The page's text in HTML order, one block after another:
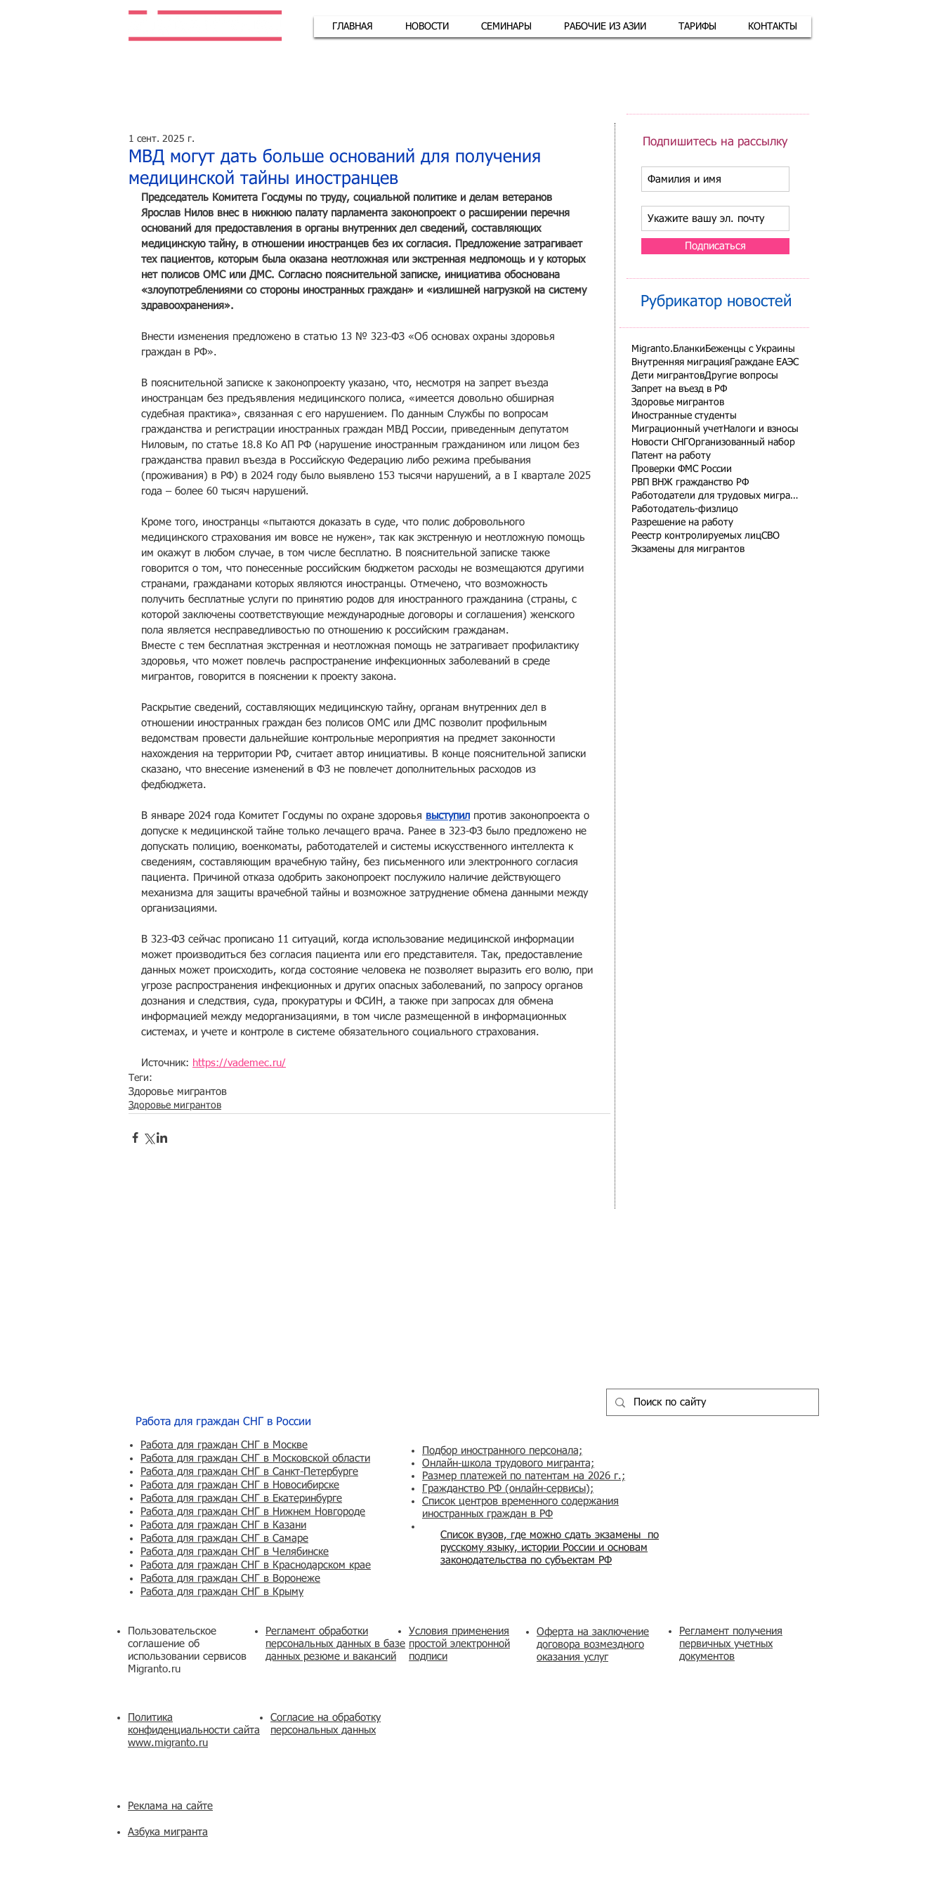
ГЛАВНАЯ НОВОСТИ СЕМИНАРЫ РАБОЧИЕ ИЗ АЗИИ ТАРИФЫ КОНТАКТЫ
МВД могут дать больше оснований для получения
медицинской тайны иностранцев
1 сент. 2025 г.
Председатель Комитета Госдумы по труду, социальной политике и делам ветеранов
Ярослав Нилов внес в нижнюю палату парламента законопроект о расширении перечня
оснований для предоставления в органы внутренних дел сведений, составляющих
медицинскую тайну, в отношении иностранцев без их согласия. Предложение затрагивает
тех пациентов, которым была оказана неотложная или экстренная медпомощь и у которых
нет полисов ОМС или ДМС. Согласно пояснительной записке, инициатива обоснована
«злоупотреблениями со стороны иностранных граждан» и «излишней нагрузкой на систему
здравоохранения».
Внести изменения предложено в статью 13 № 323-ФЗ «Об основах охраны здоровья
граждан в РФ».
В пояснительной записке к законопроекту указано, что, несмотря на запрет въезда
иностранцам без предъявления медицинского полиса, «имеется довольно обширная
судебная практика», связанная с его нарушением. По данным Службы по вопросам
гражданства и регистрации иностранных граждан МВД России, приведенным депутатом
Ниловым, по статье 18.8 Ко АП РФ (нарушение иностранным гражданином или лицом без
гражданства правил въезда в Российскую Федерацию либо режима пребывания
(проживания) в РФ) в 2024 году было выявлено 153 тысячи нарушений, а в I квартале 2025
года – более 60 тысяч нарушений.
Кроме того, иностранцы «пытаются доказать в суде, что полис добровольного
медицинского страхования им вовсе не нужен», так как экстренную и неотложную помощь
им окажут в любом случае, в том числе бесплатно. В пояснительной записке также
говорится о том, что понесенные российским бюджетом расходы не возмещаются другими
странами, гражданами которых являются иностранцы. Отмечено, что возможность
получить бесплатные услуги по принятию родов для иностранного гражданина (страны, с
которой заключены соответствующие международные договоры и соглашения) женского
пола является несправедливостью по отношению к российским гражданам.
Вместе с тем бесплатная экстренная и неотложная помощь не затрагивает профилактику
здоровья, что может повлечь распространение инфекционных заболеваний в среде
мигрантов, говорится в пояснении к проекту закона.
Раскрытие сведений, составляющих медицинскую тайну, органам внутренних дел в
отношении иностранных граждан без полисов ОМС или ДМС позволит профильным
ведомствам провести дальнейшие контрольные мероприятия на предмет законности
нахождения на территории РФ, считает автор инициативы. В конце пояснительной записки
сказано, что внесение изменений в ФЗ не повлечет дополнительных расходов из
федбюджета.
В январе 2024 года Комитет Госдумы по охране здоровья выступил против законопроекта о
допуске к медицинской тайне только лечащего врача. Ранее в 323-ФЗ было предложено не
допускать полицию, военкоматы, работодателей и системы искусственного интеллекта к
сведениям, составляющим врачебную тайну, без письменного или электронного согласия
пациента. Причиной отказа одобрить законопроект послужило наличие действующего
механизма для защиты врачебной тайны и возможное затруднение обмена данными между
организациями.
В 323-ФЗ сейчас прописано 11 ситуаций, когда использование медицинской информации
может производиться без согласия пациента или его представителя. Так, предоставление
данных может происходить, когда состояние человека не позволяет выразить его волю, при
угрозе распространения инфекционных и других опасных заболеваний, по запросу органов
дознания и следствия, суда, прокуратуры и ФСИН, а также при запросах для обмена
информацией между медорганизациями, в том числе размещенной в информационных
системах, и учете и контроле в системе обязательного социального страхования.
Источник: https://vademec.ru/
Теги:
Здоровье мигрантов
Здоровье мигрантов
Подпишитесь на рассылку
Подписаться
Рубрикатор новостей
Migranto.Бланки Беженцы с Украины
Внутренняя миграция Граждане ЕАЭС
Дети мигрантовДругие вопросы
Запрет на въезд в РФ
Здоровье мигрантов
Иностранные студенты
Миграционный учетНалоги и взносы
Новости СНГ Организованный набор
Патент на работу
Проверки ФМС России
РВП ВНЖ гражданство РФ
Работодатели для трудовых мигрантов
Работодатель-физлицо
Разрешение на работу
Реестр контролируемых лицСВО
Экзамены для мигрантов
Работа для граждан СНГ в России
Работа для граждан СНГ в Москве
Работа для граждан СНГ в Московской области
Работа для граждан СНГ в Санкт-Петербурге
Работа для граждан СНГ в Новосибирске
Работа для граждан СНГ в Екатеринбурге
Работа для граждан СНГ в Нижнем Новгороде
Работа для граждан СНГ в Казани
Работа для граждан СНГ в Самаре
Работа для граждан СНГ в Челябинске
Работа для граждан СНГ в Краснодарском крае
Работа для граждан СНГ в Воронеже
Работа для граждан СНГ в Крыму
Пользовательское
соглашение об
использовании сервисов
Migranto.ru
Регламент обработки
персональных данных в базе
данных резюме и вакансий
Политика
конфиденциальности сайта
www.migranto.ru
Согласие на обработку
персональных данных
Реклама на сайте
Азбука мигранта
Список вузов, где можно сдать экзамены по
русскому языку, истории России и основам
законодательства по субъектам РФ
Подбор иностранного персонала;
Онлайн-школа трудового мигранта;
Размер платежей по патентам на 2026 г.;
Гражданство РФ (онлайн-сервисы);
Список центров временного содержания
иностранных граждан в РФ
Условия применения
простой электронной
подписи
​Оферта на заключение
договора возмездного
оказания услуг
Регламент получения
первичных учетных
документов